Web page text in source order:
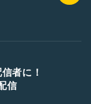
者に！
信